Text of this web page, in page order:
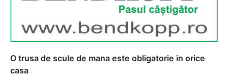
O trusa de scule de mana este obligatorie in orice
casa